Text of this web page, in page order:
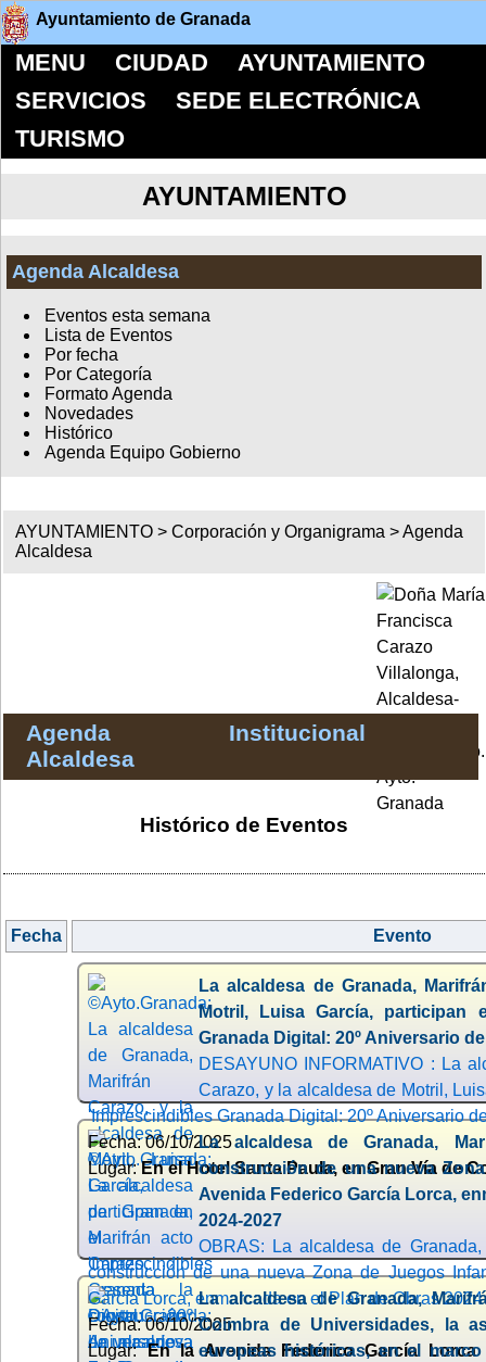
Ayuntamiento de Granada
MENU CIUDAD
AYUNTAMIENTO
SERVICIOS
SEDE ELECTRÓNICA
TURISMO
AYUNTAMIENTO
Agenda Alcaldesa
Eventos esta semana
Lista de Eventos
Por fecha
Por Categoría
Formato Agenda
Novedades
Histórico
Agenda Equipo Gobierno
AYUNTAMIENTO >Corporación y Organigrama >Agenda
Alcaldesa
Agenda Institucional
Alcaldesa
Histórico de Eventos
Fecha Evento
La alcaldesa de Granada,
Motril, Luisa García, participan
Granada Digital: 20º Aniversario
DESAYUNO INFORMATIVO : La
Carazo, y la alcaldesa de Motril,
'Imprescindibles Granada Digital: 20º Aniversario
Fecha: 06/10/2025
Lugar:En el Hotel Santa Paula, en Gran Vía de
La alcaldesa de Granada,
construcción de una nueva
Avenida Federico García Lorca,
2024-2027
OBRAS: La alcaldesa de
construcción de una nueva Zona de Juegos
García Lorca, enmarcada en el Plan de Obras
Fecha: 06/10/2025
Lugar:En la Avenida Federico García
La alcaldesa de Granada,
Coimbra de Universidades, la
europeas históricas, en el